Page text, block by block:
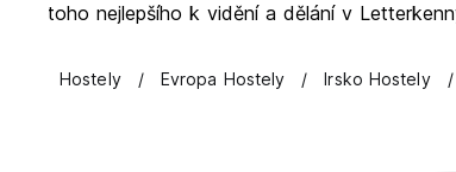
toho nejlepšího k vidění a dělání v
Hostely Evropa Hostely Irsko Hostely